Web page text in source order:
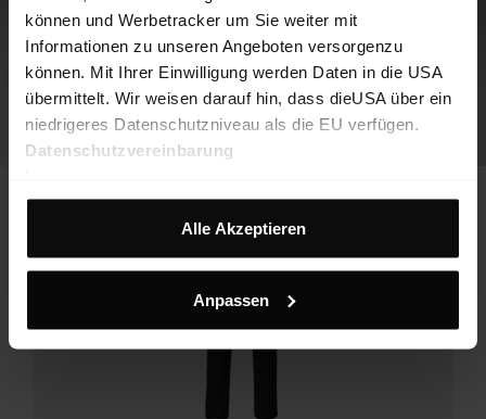
können und Werbetracker um Sie weiter mit
Informationen zu unseren Angeboten versorgenzu
können. Mit Ihrer Einwilligung werden Daten in die USA
übermittelt. Wir weisen darauf hin, dass dieUSA über ein
niedrigeres Datenschutzniveau als die EU verfügen.
Datenschutzvereinbarung
Alle Akzeptieren
Anpassen